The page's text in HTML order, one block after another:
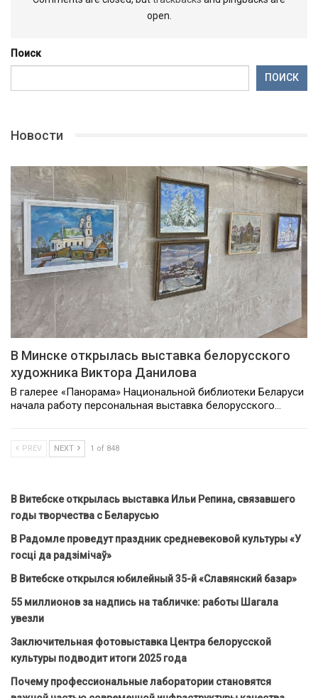
open.
Поиск
ПОИСК
Новости
В Минске открылась выставка белорусского
художника Виктора Данилова
В галерее «Панорама» Национальной библиотеки Беларуси
начала работу персональная выставка белорусского…
PREV NEXT 1 of 848
В Витебске открылась выставка Ильи Репина, связавшего
годы творчества с Беларусью
В Радомле проведут праздник средневековой культуры «У
госці да радзімічаў»
В Витебске открылся юбилейный 35-й «Славянский базар»
55 миллионов за надпись на табличке: работы Шагала
увезли
Заключительная фотовыставка Центра белорусской
культуры подводит итоги 2025 года
Почему профессиональные лаборатории становятся